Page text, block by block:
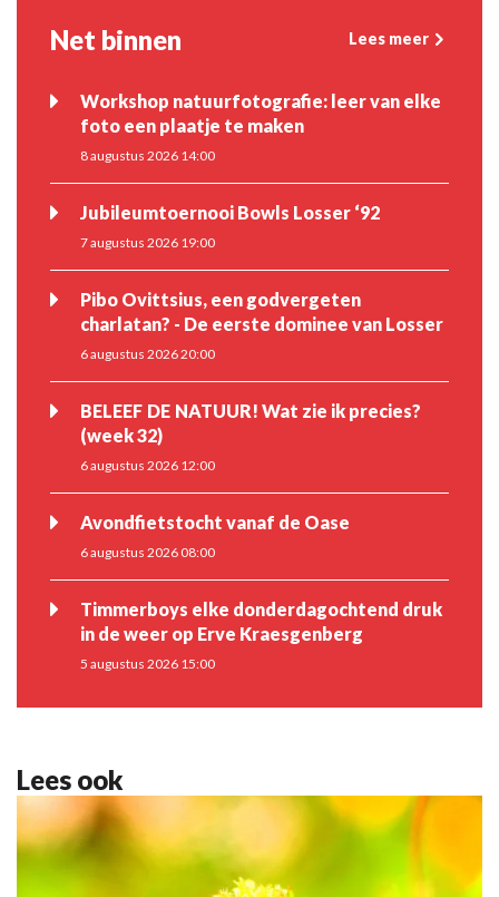
Net binnen Lees meer
Workshop natuurfotografie: leer van elke
foto een plaatje te maken
8 augustus 2026 14:00
Jubileumtoernooi Bowls Losser ‘92
7 augustus 2026 19:00
Pibo Ovittsius, een godvergeten
charlatan? - De eerste dominee van Losser
6 augustus 2026 20:00
BELEEF DE NATUUR! Wat zie ik precies?
(week 32)
6 augustus 2026 12:00
Avondfietstocht vanaf de Oase
6 augustus 2026 08:00
Timmerboys elke donderdagochtend druk
in de weer op Erve Kraesgenberg
5 augustus 2026 15:00
Lees ook